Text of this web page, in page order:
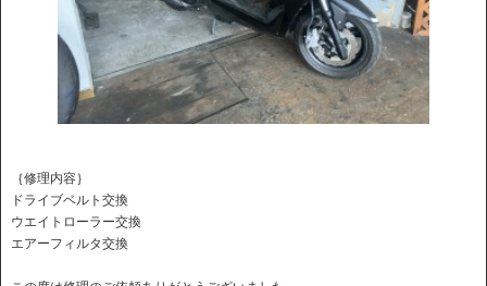
｛修理内容｝
ドライブベルト交換
ウエイトローラー交換
エアーフィルタ交換